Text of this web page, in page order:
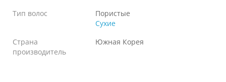
Тип волос
Пористые
Сухие
Страна
производитель
Южная Корея